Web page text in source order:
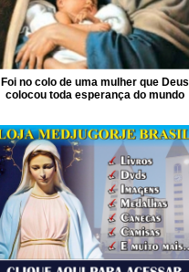
Foi no colo de uma mulher que Deus
colocou toda esperança do mundo